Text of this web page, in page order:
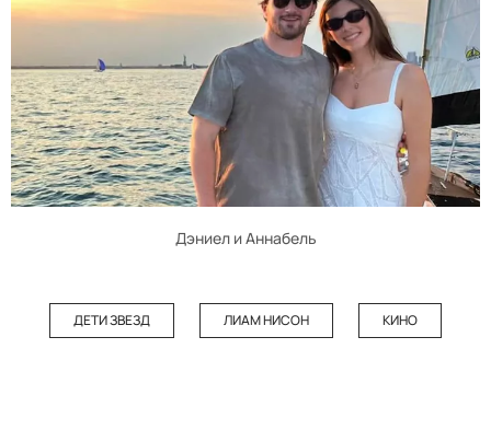
Дэниел и Аннабель
ДЕТИ ЗВЕЗД ЛИАМ НИСОН КИНО